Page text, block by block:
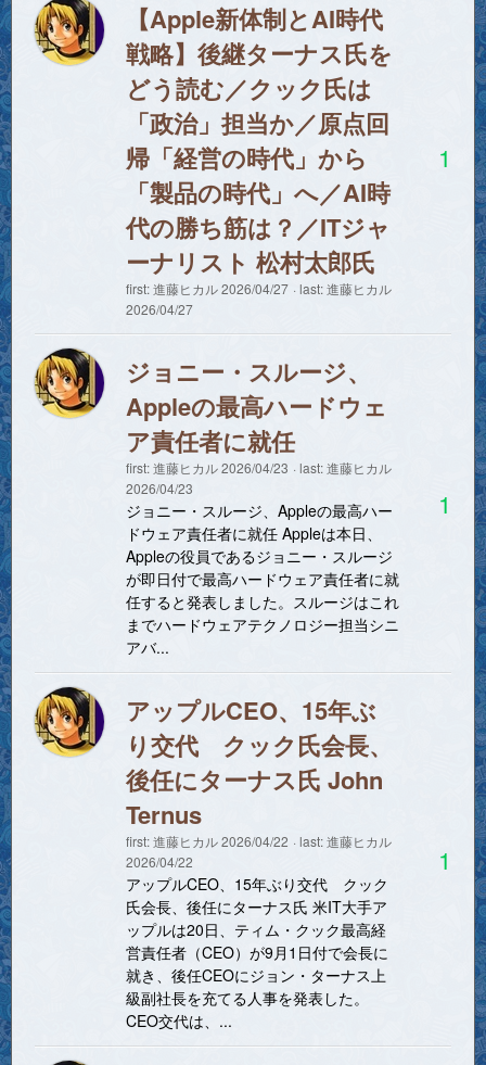
【Apple新体制とAI時代
戦略】後継ターナス氏を
どう読む／クック氏は
「政治」担当か／原点回
帰「経営の時代」から
「製品の時代」へ／AI時
代の勝ち筋は？／ITジャ
ーナリスト 松村太郎氏
first:進藤ヒカル2026/04/27 last:進藤ヒカル
2026/04/27
1
ジョニー・スルージ、
Appleの最高ハードウェ
ア責任者に就任
first:進藤ヒカル2026/04/23 last:進藤ヒカル
2026/04/23
ジョニー・スルージ、Appleの最高ハー
ドウェア責任者に就任 Appleは本日、
Appleの役員であるジョニー・スルージ
が即日付で最高ハードウェア責任者に就
任すると発表しました。スルージはこれ
までハードウェアテクノロジー担当シニ
アバ...
1
アップルCEO、15年ぶ
り交代 クック氏会長、
後任にターナス氏 John
Ternus
first:進藤ヒカル2026/04/22 last:進藤ヒカル
2026/04/22
アップルCEO、15年ぶり交代 クック
氏会長、後任にターナス氏 米IT大手ア
ップルは20日、ティム・クック最高経
営責任者（CEO）が9月1日付で会長に
就き、後任CEOにジョン・ターナス上
級副社長を充てる人事を発表した。
CEO交代は、...
1